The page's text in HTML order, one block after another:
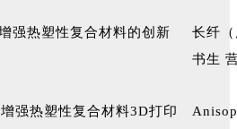
强热塑性复合材料的创新
长纤
书生
强热塑性复合材料3D打印